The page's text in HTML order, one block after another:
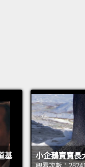
is the common one
紅矮星
變得很大？
基
小企鵝寶寶長